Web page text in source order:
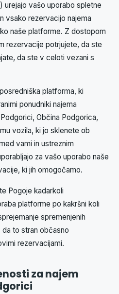
vašo uporabo spletne
vsako rezervacijo najema
naše platforme. Z dostopom
rezervacije potrjujete, da ste
da ste v celoti vezani s
platforma, ki
ponudniki najema
Občina Podgorica,
vozila, ki jo sklenete ob
vami in ustreznim
za vašo uporabo naše
ki jih omogočamo.
Pogoje kadarkoli
platforme po kakršni koli
spremenjenih
to stran občasno
rezervacijami.
za najem